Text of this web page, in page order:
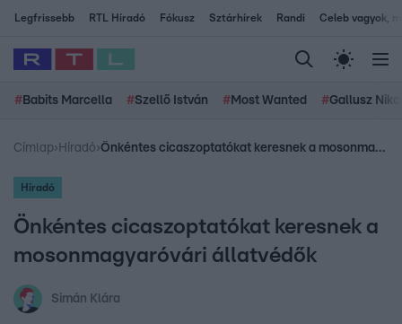
Legfrissebb RTL Híradó Fókusz Sztárhírek Randi Celeb vagyok,
# Babits Marcella #Szellő István # Most Wanted #Gallusz
Címlap› Híradó› Önkéntes cicaszoptatókat keresnek a mosonmagyaróvári állatvédők
Híradó
Önkéntes cicaszoptatókat keresnek a
mosonmagyaróvári állatvédők
Simán Klára